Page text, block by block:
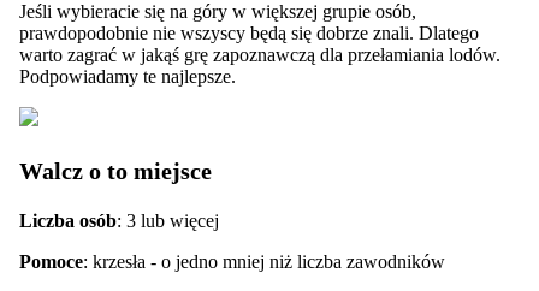
Jeśli wybieracie się na góry w większej grupie osób,
prawdopodobnie nie wszyscy będą się dobrze znali. Dlatego
warto zagrać w jakąś grę zapoznawczą dla przełamiania lodów.
Podpowiadamy te najlepsze.
Walcz o to miejsce
Liczba osób: 3 lub więcej
Pomoce: krzesła - o jedno mniej niż liczba zawodników